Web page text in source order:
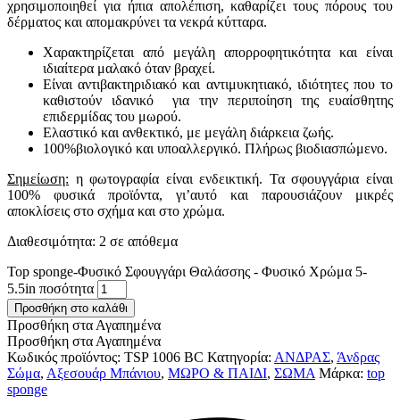
χρησιμοποιηθεί για ήπια απολέπιση, καθαρίζει τους πόρους του
δέρματος και απομακρύνει τα νεκρά κύτταρα.
Χαρακτηρίζεται από μεγάλη απορροφητικότητα και είναι
ιδιαίτερα μαλακό όταν βραχεί.
Είναι αντιβακτηριδιακό και αντιμυκητιακό, ιδιότητες που το
καθιστούν ιδανικό για την περιποίηση της ευαίσθητης
επιδερμίδας του μωρού.
Ελαστικό και ανθεκτικό, με μεγάλη διάρκεια ζωής.
100%βιολογικό και υποαλλεργικό. Πλήρως βιοδιασπώμενο.
Σημείωση: η φωτογραφία είναι ενδεικτική. Τα σφουγγάρια είναι
100% φυσικά προϊόντα, γι’αυτό και παρουσιάζουν μικρές
αποκλίσεις στο σχήμα και στο χρώμα.
Διαθεσιμότητα: 2 σε απόθεμα
Top sponge-Φυσικό Σφουγγάρι Θαλάσσης - Φυσικό Χρώμα 5-
5.5in ποσότητα
Προσθήκη στο καλάθι
Προσθήκη στα Αγαπημένα
Προσθήκη στα Αγαπημένα
Κωδικός προϊόντος: TSP 1006 BC Κατηγορία: ΑΝΔΡΑΣ, Άνδρας
Σώμα, Αξεσουάρ Μπάνιου, ΜΩΡΟ & ΠΑΙΔΙ, ΣΩΜΑ Μάρκα: top
sponge